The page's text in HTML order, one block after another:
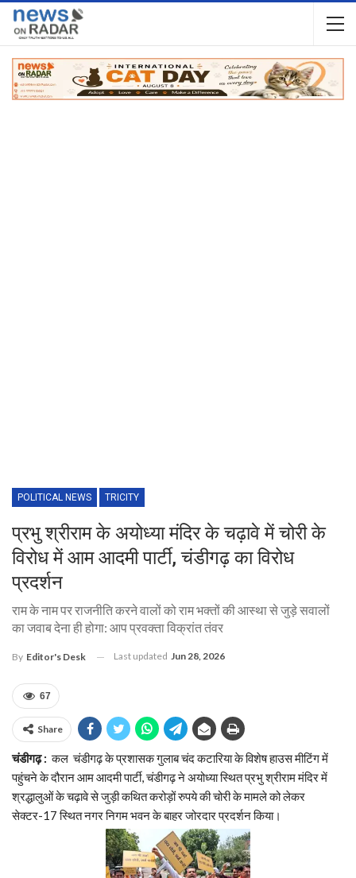
POLITICAL NEWS TRICITY
प्रभु श्रीराम के अयोध्या मंदिर के चढ़ावे में चोरी के
विरोध में आम आदमी पार्टी, चंडीगढ़ का विरोध
प्रदर्शन
राम के नाम पर राजनीति करने वालों को राम भक्तों की आस्था से जुड़े सवालों
का जवाब देना ही होगा: आप प्रवक्ता विक्रांत तंवर
By Editor's Desk Last updated Jun 28, 2026
67
Share
चंडीगढ़ :कल चंडीगढ़ के प्रशासक गुलाब चंद कटारिया के विशेष हाउस मीटिंग में
पहुंचने के दौरान आम आदमी पार्टी, चंडीगढ़ ने अयोध्या स्थित प्रभु श्रीराम मंदिर में
श्रद्धालुओं के चढ़ावे से जुड़ी कथित करोड़ों रुपये की चोरी के मामले को लेकर
सेक्टर-17 स्थित नगर निगम भवन के बाहर जोरदार प्रदर्शन किया।